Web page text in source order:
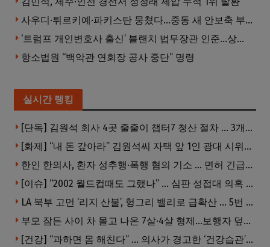
사우디·튀르키예·파키스탄 뭉쳤다…중동 새 안보축 부상하나
‘트럼프 개인변호사 출신’ 블랜치 법무장관 인준…상원 50대49 가결
항소법원 “백악관 연회장 공사 중단” 명령
실시간 랭킹
[단독] 김원석 회사 4곳 줄줄이 챕터7 청산 절차 … 3개 법인 같은 날 동시 파산 신청
[화제] “내 돈 갚아라” 김원석씨 자택 앞 1인 광대 시위 … 한인 투자사, “108만 달러 못받아”
한인 한의사, 환자 성추행·폭행 혐의 기소 … 면허 긴급정지
[이슈] “2002 월드컵때도 그랬나” … 심판 성접대 의혹 해외로 일파만파, 4강 신화까지 불똥
LA 북부 고먼 ‘리지 산불’, 헝그리 밸리로 급확산 … 5번 Fwy 양방향 전면 폐쇄
부모 잠든 사이 차 몰고 나온 7살·4살 형제…보행자 덮쳐 중태
[건강] “과하면 몸 해친다” … 의사가 경고한 ‘건강습관’ 5가지